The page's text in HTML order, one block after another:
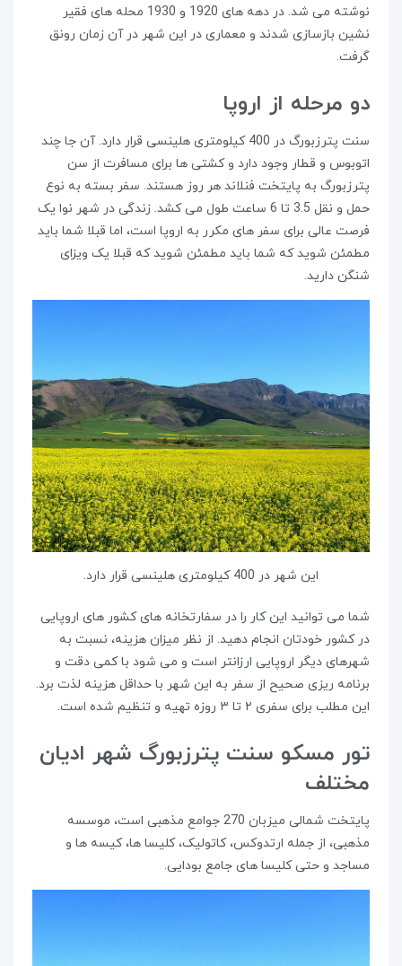
نوشته می شد. در دهه های 1920 و 1930 محله های فقیر
نشین بازسازی شدند و معماری در این شهر در آن زمان رونق
گرفت.
دو مرحله از اروپا
سنت پترزبورگ در 400 کیلومتری هلینسی قرار دارد. آن جا چند
اتوبوس و قطار وجود دارد و کشتی ها برای مسافرت از سن
پترزبورگ به پایتخت فنلاند هر روز هستند. سفر بسته به نوع
حمل و نقل 3.5 تا 6 ساعت طول می کشد. زندگی در شهر نوا یک
فرصت عالی برای سفر های مکرر به اروپا است، اما قبلا شما باید
مطمئن شوید که شما باید مطمئن شوید که قبلا یک ویزای
شنگن دارید.
این شهر در 400 کیلومتری هلینسی قرار دارد.
شما می توانید این کار را در سفارتخانه های کشور های اروپایی
در کشور خودتان انجام دهید. از نظر میزان هزینه، نسبت به
شهرهای دیگر اروپایی ارزانتر است و می شود با کمی دقت و
برنامه ریزی صحیح از سفر به این شهر با حداقل هزینه لذت برد.
این مطلب برای سفری ۲ تا ۳ روزه تهیه و تنظیم شده است.
تور مسکو سنت پترزبورگ شهر ادیان
مختلف
پایتخت شمالی میزبان 270 جوامع مذهبی است، موسسه
مذهبی، از جمله ارتدوکس، کاتولیک، کلیسا ها، کیسه ها و
مساجد و حتی کلیسا های جامع بودایی.